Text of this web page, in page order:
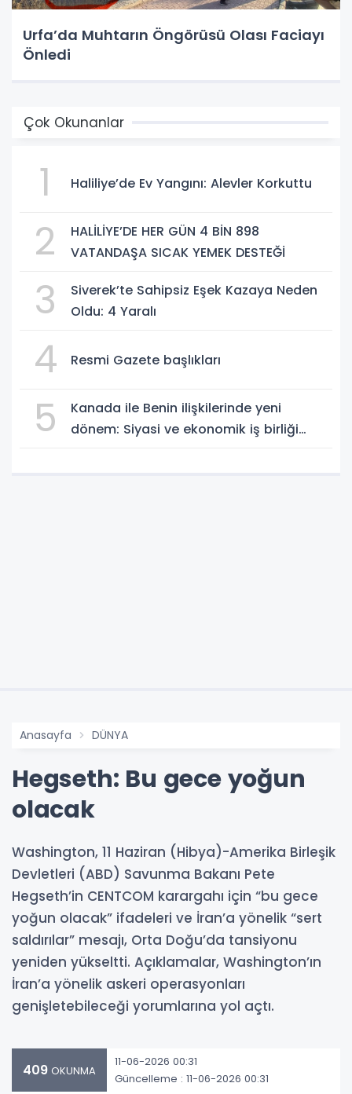
Urfa’da Muhtarın Öngörüsü Olası Faciayı
Önledi
Çok Okunanlar
1 Haliliye’de Ev Yangını: Alevler Korkuttu
2
HALİLİYE’DE HER GÜN 4 BİN 898
VATANDAŞA SICAK YEMEK DESTEĞİ
3
Siverek’te Sahipsiz Eşek Kazaya Neden
Oldu: 4 Yaralı
4 Resmi Gazete başlıkları
5
Kanada ile Benin ilişkilerinde yeni
dönem: Siyasi ve ekonomik iş birliği
Anasayfa DÜNYA
Hegseth: Bu gece yoğun
olacak
Washington, 11 Haziran (Hibya)-Amerika Birleşik
Devletleri (ABD) Savunma Bakanı Pete
Hegseth’in CENTCOM karargahı için “bu gece
yoğun olacak” ifadeleri ve İran’a yönelik “sert
saldırılar” mesajı, Orta Doğu’da tansiyonu
yeniden yükseltti. Açıklamalar, Washington’ın
İran’a yönelik askeri operasyonları
genişletebileceği yorumlarına yol açtı.
409 OKUNMA
11-06-2026 00:31
Güncelleme : 11-06-2026 00:31